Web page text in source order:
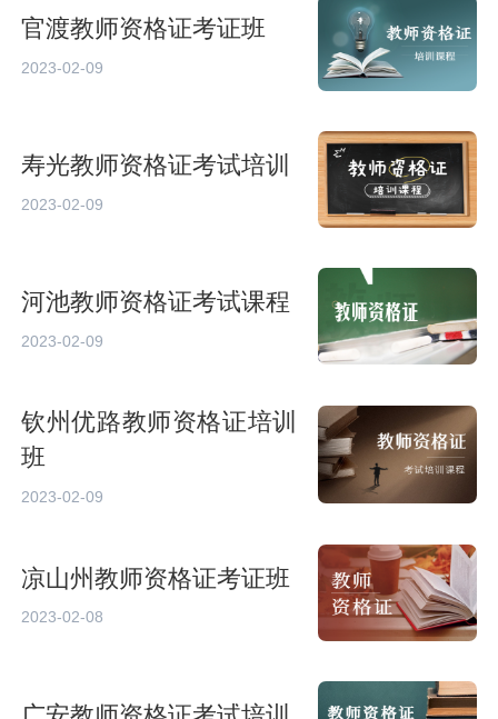
官渡教师资格证考证班
2023-02-09
寿光教师资格证考试培训
2023-02-09
河池教师资格证考试课程
2023-02-09
钦州优路教师资格证培训
班
2023-02-09
凉山州教师资格证考证班
2023-02-08